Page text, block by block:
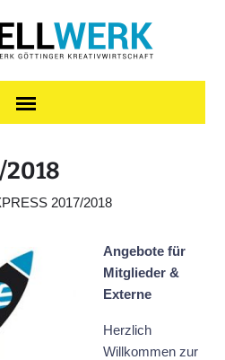
2018
2017/2018
Angebote für
Mitglieder &
Externe
Herzlich
Willkommen zur